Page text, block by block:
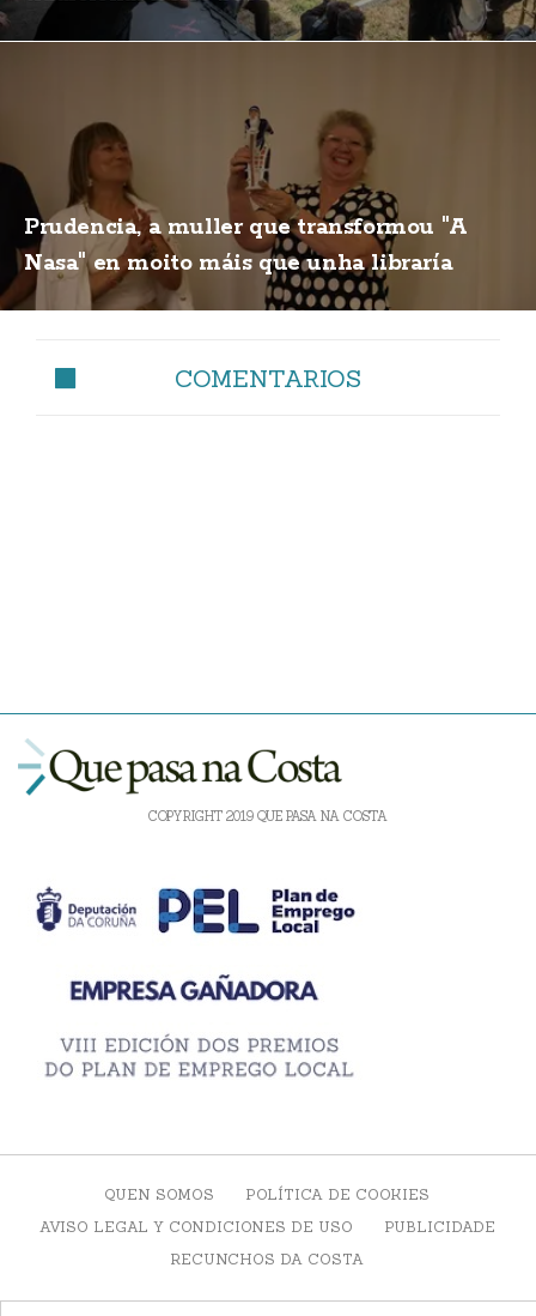
Prudencia, a muller que transformou "A
Nasa" en moito máis que unha libraría
COMENTARIOS
COPYRIGHT 2019 QUE PASA NA COSTA
QUEN SOMOS
POLÍTICA DE COOKIES
AVISO LEGAL Y CONDICIONES DE USO
PUBLICIDADE
RECUNCHOS DA COSTA